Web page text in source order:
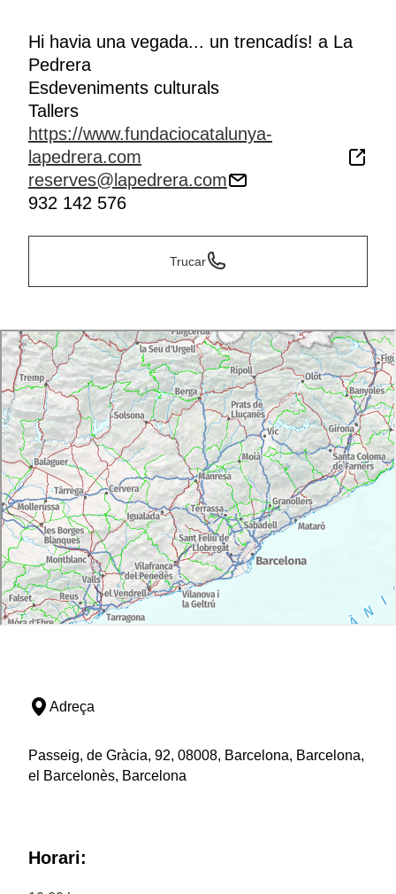
Hi havia una vegada... un trencadís! a La
Pedrera
Esdeveniments culturals
Tallers
https://www.fundaciocatalunya-
lapedrera.com
reserves@lapedrera.com
932 142 576
Trucar
Adreça
Passeig, de Gràcia, 92, 08008, Barcelona, Barcelona,
el Barcelonès, Barcelona
Horari: